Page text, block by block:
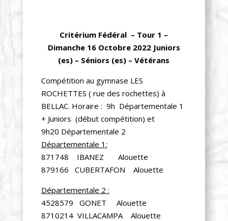
Critérium Fédéral – Tour 1 –
Dimanche 16 Octobre 2022 Juniors
(es) – Séniors (es) – Vétérans
Compétition au gymnase LES
ROCHETTES ( rue des rochettes) à
BELLAC. Horaire : 9h Départementale 1
+ Juniors (début compétition) et
9h20 Départementale 2
Départementale 1:
871748 IBANEZ Alouette
879166 CUBERTAFON Alouette
Départementale 2 :
4528579 GONET Alouette
8710214 VILLACAMPA Alouette